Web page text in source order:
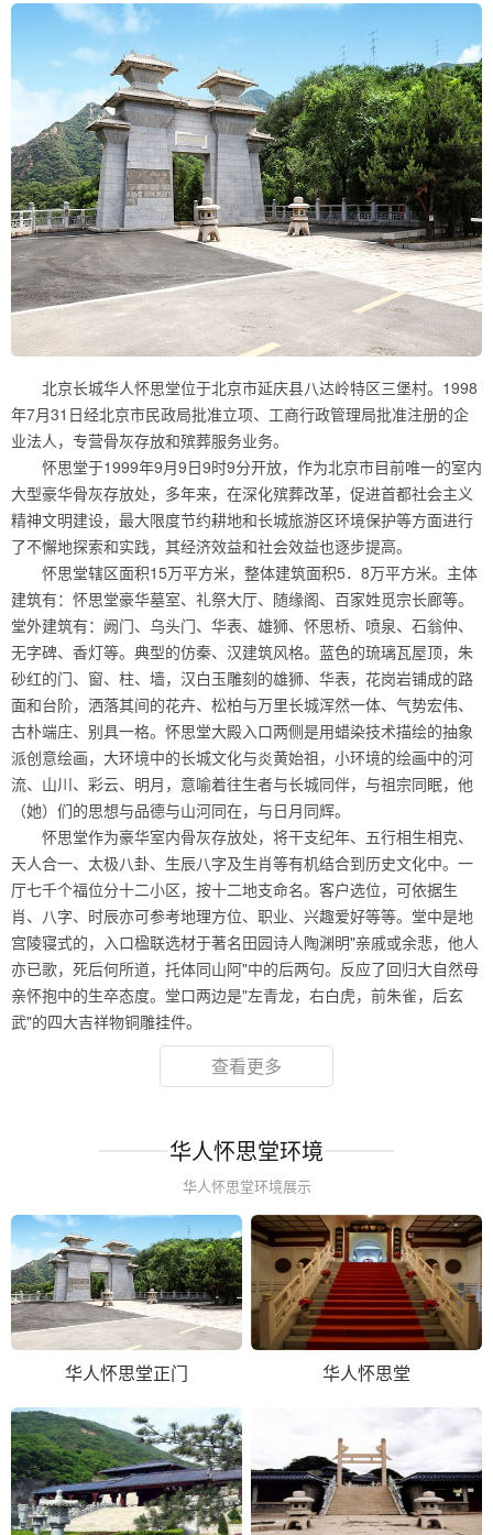
北京长城华人怀思堂位于北京市延庆县八达岭特区三堡村。1998
年7月31日经北京市民政局批准立项、工商行政管理局批准注册的企
业法人，专营骨灰存放和殡葬服务业务。
怀思堂于1999年9月9日9时9分开放，作为北京市目前唯一的室内
大型豪华骨灰存放处，多年来，在深化殡葬改革，促进首都社会主义
精神文明建设，最大限度节约耕地和长城旅游区环境保护等方面进行
了不懈地探索和实践，其经济效益和社会效益也逐步提高。
怀思堂辖区面积15万平方米，整体建筑面积5．8万平方米。主体
建筑有：怀思堂豪华墓室、礼祭大厅、随缘阁、百家姓觅宗长廊等。
堂外建筑有：阙门、乌头门、华表、雄狮、怀思桥、喷泉、石翁仲、
无字碑、香灯等。典型的仿秦、汉建筑风格。蓝色的琉璃瓦屋顶，朱
砂红的门、窗、柱、墙，汉白玉雕刻的雄狮、华表，花岗岩铺成的路
面和台阶，洒落其间的花卉、松柏与万里长城浑然一体、气势宏伟、
古朴端庄、别具一格。怀思堂大殿入口两侧是用蜡染技术描绘的抽象
派创意绘画，大环境中的长城文化与炎黄始祖，小环境的绘画中的河
流、山川、彩云、明月，意喻着往生者与长城同伴，与祖宗同眠，他
（她）们的思想与品德与山河同在，与日月同辉。
怀思堂作为豪华室内骨灰存放处，将干支纪年、五行相生相克、
天人合一、太极八卦、生辰八字及生肖等有机结合到历史文化中。一
厅七千个福位分十二小区，按十二地支命名。客户选位，可依据生
肖、八字、时辰亦可参考地理方位、职业、兴趣爱好等等。堂中是地
宫陵寝式的，入口楹联选材于著名田园诗人陶渊明"亲戚或余悲，他人
亦已歌，死后何所道，托体同山阿"中的后两句。反应了回归大自然母
亲怀抱中的生卒态度。堂口两边是"左青龙，右白虎，前朱雀，后玄
武"的四大吉祥物铜雕挂件。
查看更多
华人怀思堂环境
华人怀思堂环境展示
华人怀思堂正门 华人怀思堂